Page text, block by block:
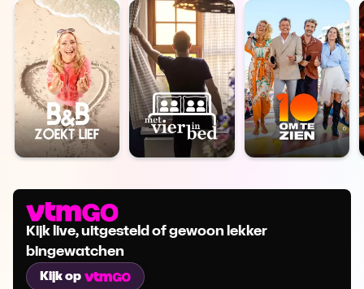
Kijk live, uitgesteld of gewoon lekker
bingewatchen
Kijk op